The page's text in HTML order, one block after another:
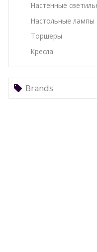
Настенные
Настольные лампы
Торшеры
Кресла
Brands